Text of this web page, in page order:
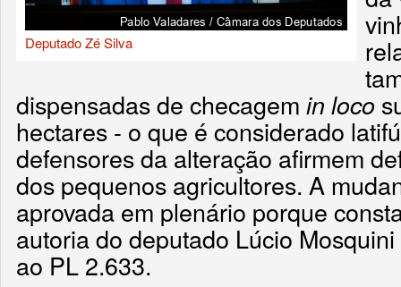
Deputado Zé Silva
dispensadas de checagem in loco
hectares - o que é considerado
defensores da alteração afirmem
dos pequenos agricultores. A
aprovada em plenário porque
autoria do deputado Lúcio
ao PL 2.633.